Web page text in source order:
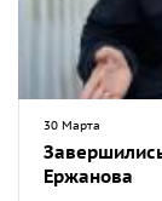
30 Марта
Ержанова